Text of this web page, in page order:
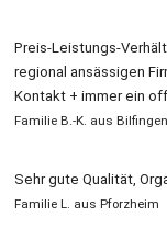
Preis-Leistungs-
regional ansässigen
Kontakt + immer ein
Familie B.-K. aus Bilfingen
Sehr gute Qualität,
Familie L. aus Pforzheim